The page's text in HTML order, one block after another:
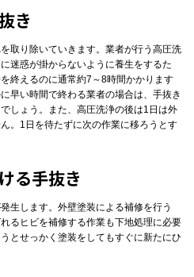
き
取り除いていきます。業者が行う高圧洗
迷惑が掛からないように養生をするた
終えるのに通常約7～8時間かかります
早い時間で終わる業者の場合は、手抜き
しょう。また、高圧洗浄の後は1日は外
。1日を待たずに次の作業に移ろうとす
る手抜き
生します。外壁塗装による補修を行う
るヒビを補修する作業も下地処理に必要
とせっかく塗装をしてもすぐに新たにひ